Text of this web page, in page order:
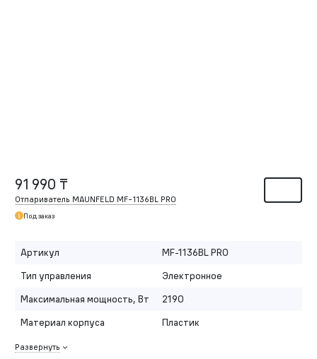
91 990 ₸
Отпариватель MAUNFELD MF-1136BL PRO
Под заказ
Артикул
MF-1136BL PRO
Тип управления
Электронное
Максимальная мощность, Вт
2190
Материал корпуса
Пластик
Развернуть